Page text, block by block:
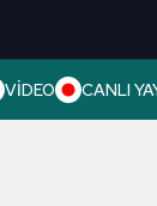
VİDEO CANLI